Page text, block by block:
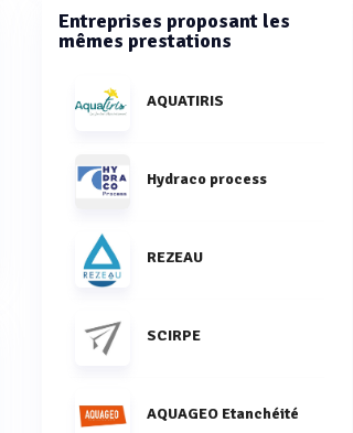
Entreprises proposant les
mêmes prestations
AQUATIRIS
Hydraco process
REZEAU
SCIRPE
AQUAGEO Etanchéité